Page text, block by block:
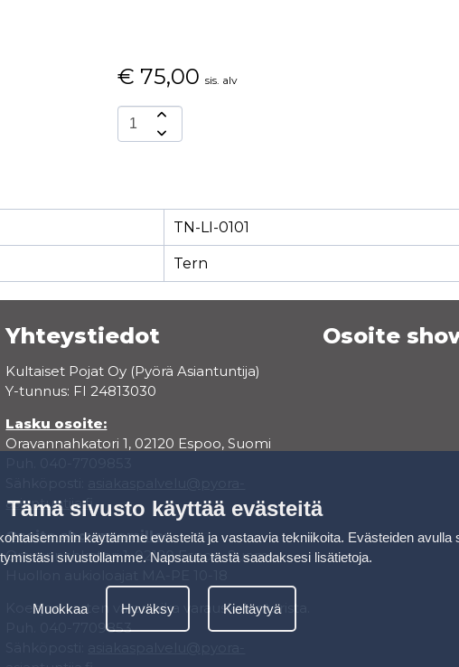
€ 75,00 sis. alv
TN-LI-0101
Tern
Yhteystiedot
Kultaiset Pojat Oy (Pyörä Asiantuntija)
Y-tunnus: FI 24813030
Lasku osoite:
Oravannahkatori 1, 02120 Espoo, Suomi
asiantuntija.fi
Osoite showroomille:
Oravannahkatori 1, 02120 Espoo, Suomi
Koeajoa varten varaa aika varauskalenterista.
Puh. 040-7709853
Osoite
Tämä sivusto käyttää evästeitä
käytämme evästeitä ja vastaavia tekniikoita. Evästeiden avulla
sivustollamme. Napsauta tästä saadaksesi lisätietoja.
Muokkaa Hyväksy Kieltäytyä